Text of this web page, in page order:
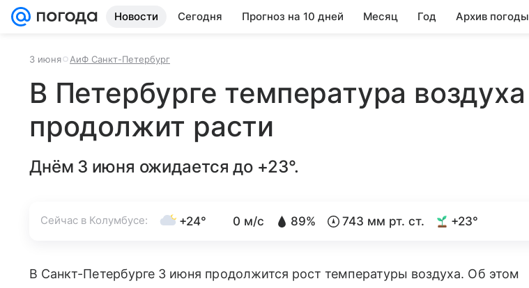
Новости Сегодня Прогноз на 10 дней Месяц Год Архив погоды
3 июня АиФ Санкт-Петербург
В Петербурге температура воздуха
продолжит расти
Днём 3 июня ожидается до +23°.
Сейчас в Колумбусе: +24° 0 м/с 89% 743 мм рт. ст. +23°
В Санкт-Петербурге 3 июня продолжится рост температуры воздуха. Об этом